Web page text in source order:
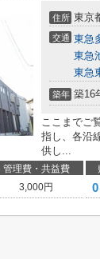
住所 東京
交通 東急
東急
東急
築年 築16
ここまでご
指し、各沿
供し...
管理費・共益費
3,000円 0